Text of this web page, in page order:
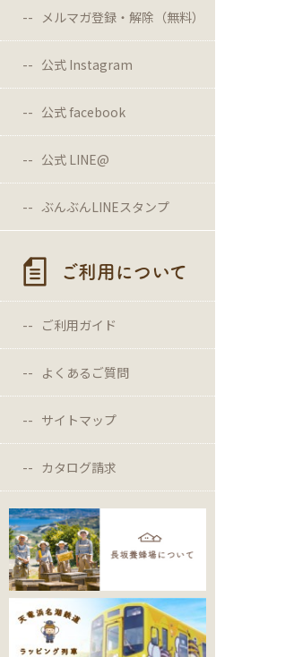
メルマガ登録・解除（無料）
公式 Instagram
公式 facebook
公式 LINE@
ぶんぶんLINEスタンプ
ご利用について
ご利用ガイド
よくあるご質問
サイトマップ
カタログ請求